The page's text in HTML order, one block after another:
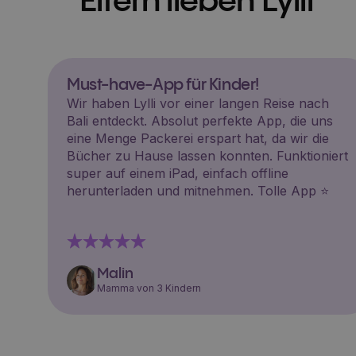
Must-have-App für Kinder!
Wir haben Lylli vor einer langen Reise nach
Bali entdeckt. Absolut perfekte App, die uns
eine Menge Packerei erspart hat, da wir die
Bücher zu Hause lassen konnten. Funktioniert
super auf einem iPad, einfach offline
herunterladen und mitnehmen. Tolle App ⭐️
Malin
Mamma von 3 Kindern